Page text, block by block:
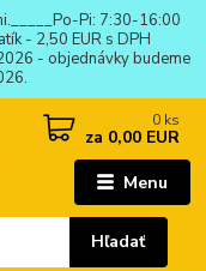
Pi: 7:30-16:00
- 2,50 EUR s DPH
- objednávky budeme
Menu
Hľadať
0 ks
za 0,00 EUR